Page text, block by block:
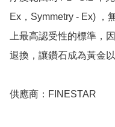
Ex，Symmetry - Ex) ，
上最高認受性的標準，
退換，讓鑽石成為黃金
供應商：FINESTAR